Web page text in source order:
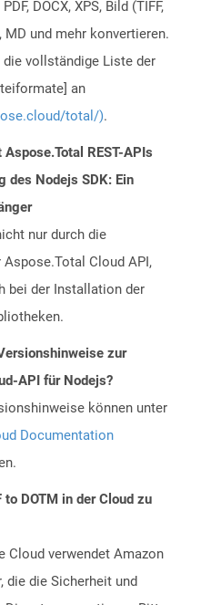
DOCX, XPS, Bild (TIFF,
MD und mehr konvertieren.
die vollständige Liste der
an
total/).
REST-APIs
des Nodejs SDK: Ein
nur durch die
Cloud API,
bei der Installation der
zur
API für Nodejs?
können unter
Documentation
DOTM in der Cloud zu
Cloud verwendet Amazon
die die Sicherheit und